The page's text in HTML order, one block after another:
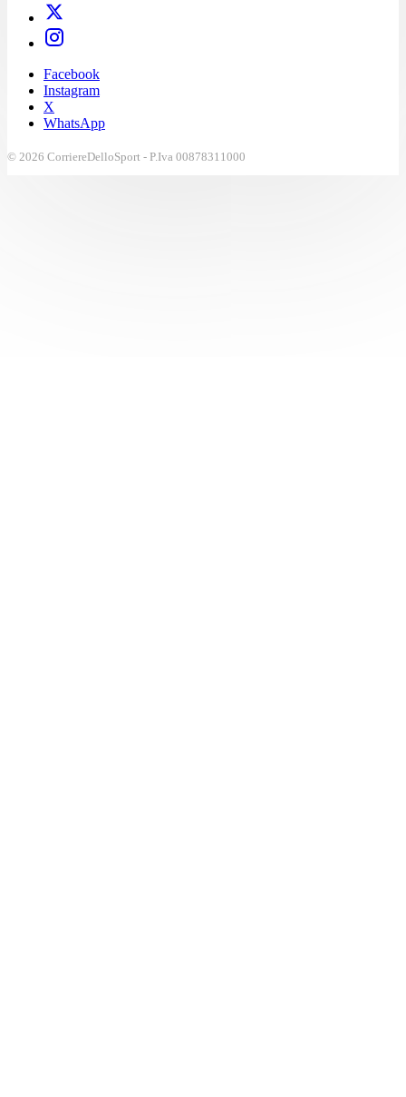
Facebook
Instagram
X
WhatsApp
© 2026 CorriereDelloSport - P.Iva 00878311000